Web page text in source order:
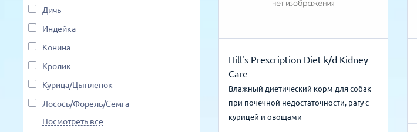
Дичь
Индейка
Конина
Кролик
Курица/Цыпленок
Лосось/Форель/Семга
Посмотреть все
Hill's Prescription Diet k/d Kidney
Care
Влажный диетический корм для собак
при почечной недостаточности, рагу с
курицей и овощами